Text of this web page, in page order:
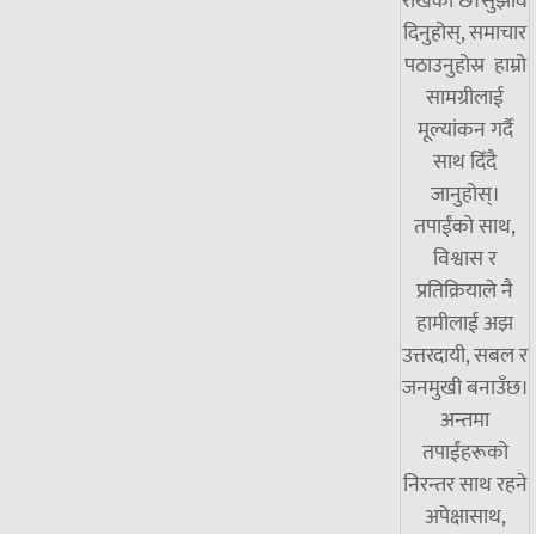
दिनुहोस्, समाचार
पठाउनुहोस्र हाम्रो
सामग्रीलाई
मूल्यांकन गर्दै
साथ दिँदै
जानुहोस्।
तपाईंको साथ,
विश्वास र
प्रतिक्रियाले नै
हामीलाई अझ
उत्तरदायी, सबल र
जनमुखी बनाउँछ।
अन्तमा
तपाईंहरूको
निरन्तर साथ रहने
अपेक्षासाथ,